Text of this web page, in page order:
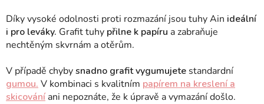
Díky vysoké odolnosti proti rozmazání jsou tuhy Ain ideální
i pro leváky. Grafit tuhy přilne k papíru a zabraňuje
nechtěným skvrnám a otěrům.
V případě chybysnadno grafit vygumujete standardní
gumou. V kombinaci s kvalitním papírem na kreslení a
skicování ani nepoznáte, že k úpravě a vymazání došlo.